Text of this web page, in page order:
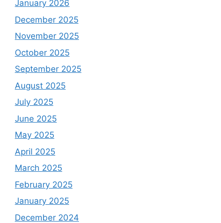
January 2026
December 2025
November 2025
October 2025
September 2025
August 2025
July 2025
June 2025
May 2025
April 2025
March 2025
February 2025
January 2025
December 2024